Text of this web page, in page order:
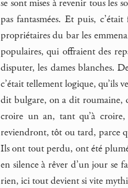
se sont mises à revenir tous les
pas fantasmées. Et puis,
propriétaires du bar les
populaires, qui offraient des
disputer, les dames blanches.
c’était tellement logique, qu’ils
dit bulgare, on a dit roumaine,
croire un an, tant qu’à
reviendront, tôt ou tard, parce
Ils ont tout perdu, ont été
en silence à rêver d’un jour se
rien, ici tout devient si vite